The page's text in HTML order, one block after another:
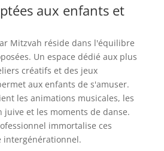
aux enfants et
Mitzvah réside dans l'équilibre
Un espace dédié aux plus
créatifs et des jeux
aux enfants de s'amuser.
les animations musicales, les
et les moments de danse.
immortalise ces
intergénérationnel.